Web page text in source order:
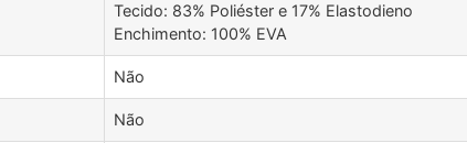
Tecido: 83% Poliéster e 17% Elastodieno
Enchimento: 100% EVA
Não
Não